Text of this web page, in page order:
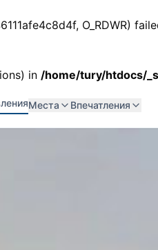
O_RDWR)
in /home/tury/htdocs/
Места Впечатления